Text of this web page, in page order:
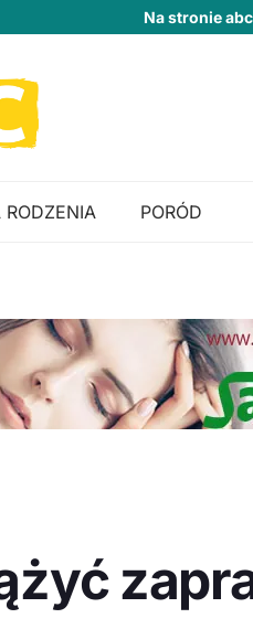
Na stronie
RODZENIA PORÓD